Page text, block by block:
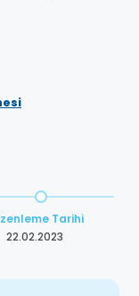
Tarihi
22.02.2023